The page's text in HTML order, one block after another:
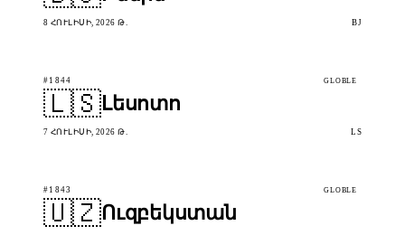
8 ՀՈՒԼԻՍԻ, 2026 Թ. BJ
#1844 GLOBLE
🇱🇸 Լեսոտո
7 ՀՈՒԼԻՍԻ, 2026 Թ. LS
#1843 GLOBLE
🇺🇿Ուզբեկստան